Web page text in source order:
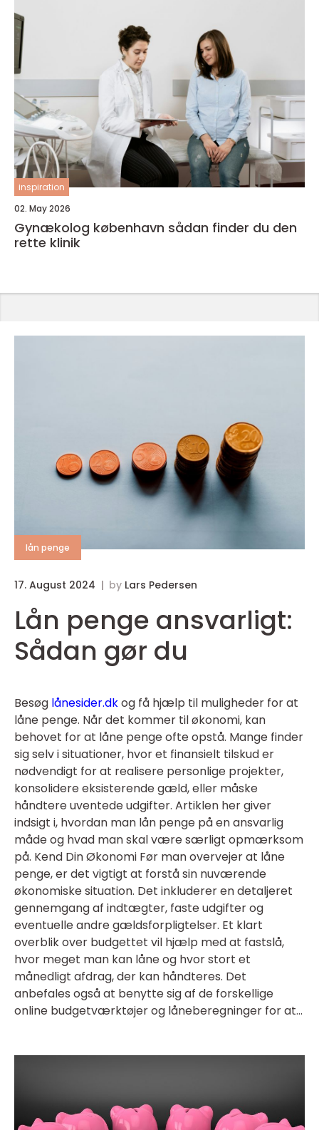
inspiration
02. May 2026
Gynækolog københavn sådan finder du den
rette klinik
lån penge
17. August 2024 by Lars Pedersen
Lån penge ansvarligt:
Sådan gør du
Besøg lånesider.dkog få hjælp til muligheder for at
låne penge. Når det kommer til økonomi, kan
behovet for at låne penge ofte opstå. Mange finder
sig selv i situationer, hvor et finansielt tilskud er
nødvendigt for at realisere personlige projekter,
konsolidere eksisterende gæld, eller måske
håndtere uventede udgifter. Artiklen her giver
indsigt i, hvordan man lån penge på en ansvarlig
måde og hvad man skal være særligt opmærksom
på. Kend Din Økonomi Før man overvejer at låne
penge, er det vigtigt at forstå sin nuværende
økonomiske situation. Det inkluderer en detaljeret
gennemgang af indtægter, faste udgifter og
eventuelle andre gældsforpligtelser. Et klart
overblik over budgettet vil hjælp med at fastslå,
hvor meget man kan låne og hvor stort et
månedligt afdrag, der kan håndteres. Det
anbefales også at benytte sig af de forskellige
online budgetværktøjer og låneberegninger for at...